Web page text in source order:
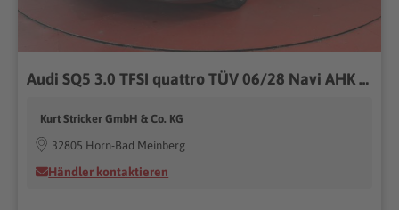
Audi SQ5 3.0 TFSI quattro TÜV 06/28 Navi AHK 360°
Kurt Stricker GmbH & Co. KG
32805 Horn-Bad Meinberg
Händler kontaktieren